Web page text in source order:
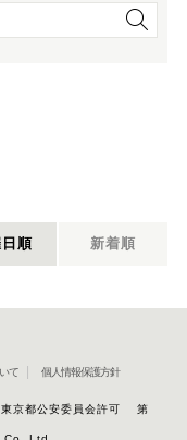
順 新着順
て 個人情報保護方針
東京都公安委員会許可 第